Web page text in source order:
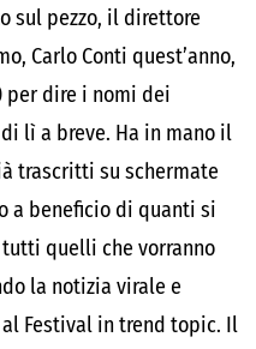
sul pezzo, il direttore
Carlo Conti quest’anno,
per dire i nomi dei
lì a breve. Ha in mano il
trascritti su schermate
a beneficio di quanti si
quelli che vorranno
la notizia virale e
Festival in trend topic. Il